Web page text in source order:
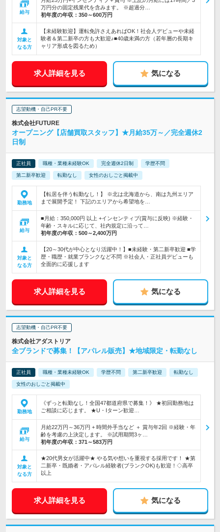
給与
万円分の固定残業代を含みます。 ※超過分…
初年度の年収： 350～600万円
対象と
なる方
【未経験歓迎】運転免許さえあればOK！社会人デビューや未経
験者＆第二新卒の方も大歓迎♪■40歳未満の方（若年層の長期キ
ャリア形成を図るため）
求人詳細を見る 気になる
志望動機・自己PR不要
株式会社FUTURE
オープニング【店舗買取スタッフ】★月給35万～／完全週休2
日制
正社員 職種・業種未経験OK 完全週休2日制 学歴不問
第二新卒歓迎 転勤なし 女性のおしごと掲載中
勤務地
【転居を伴う転勤なし！】 ※北は北海道から、南は九州エリア
まで展開予定！ 下記のエリアから希望地を…
給与
■月給：350,000円 以上 +インセンティブ(賞与に反映) ※経験・
年齢・スキルに応じて、社内規定に沿って…
初年度の年収： 500～2,400万円
対象と
なる方
【20～30代が中心となり活躍中！】■未経験・第二新卒歓迎 ■学
歴・職歴・就業ブランクなど不問 ※社会人・正社員デビューも
全面的に応援します
求人詳細を見る 気になる
志望動機・自己PR不要
株式会社アダストリア
全ブランドで募集！【アパレル販売】★地域限定・転勤なし
正社員 職種・業種未経験OK 学歴不問 第二新卒歓迎 転勤なし
女性のおしごと掲載中
勤務地
《ずっと転勤なし！全国47都道府県で募集！》 ★初回勤務地は
ご相談に応じます。 ★U・Iターン歓迎…
給与
月給22万円～36万円 + 時間外手当など ＋ 賞与年2回 ※経験・年
齢を考慮の上決定します。 ※試用期間3ヶ…
初年度の年収： 371～583万円
対象と
なる方
★20代男女が活躍中★ やる気や想いを重視する採用です！ ★第
二新卒・既婚者・アパレル経験者(ブランクOK)も歓迎！◇高卒
以上
求人詳細を見る 気になる